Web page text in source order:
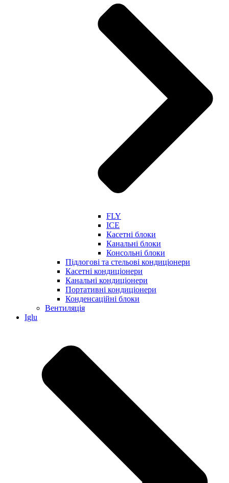
FLY
ICE
Касетні блоки
Канальні блоки
Консольні блоки
Підлогові та стельові кондиціонери
Касетні кондиціонери
Канальні кондиціонери
Портативні кондиціонери
Конденсаційні блоки
Вентиляція
Iglu